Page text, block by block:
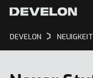
DEVELON